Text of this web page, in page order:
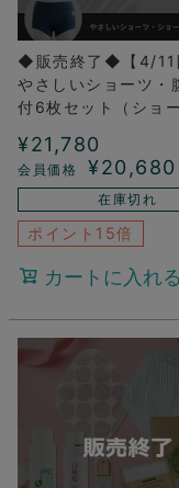
◆販売終了◆【4/11
やさしいショーツ・
付6枚セット（ショ
¥21,780
¥20,680
在庫切れ
ポイント15倍
カートに入れる